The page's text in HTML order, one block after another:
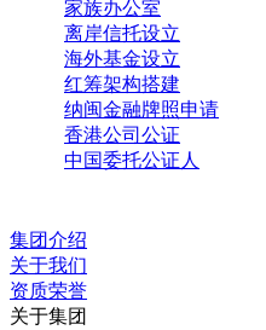
家族办公室
离岸信托设立
海外基金设立
红筹架构搭建
纳闽金融牌照申请
香港公司公证
中国委托公证人
集团介绍
关于我们
资质荣誉
关于集团